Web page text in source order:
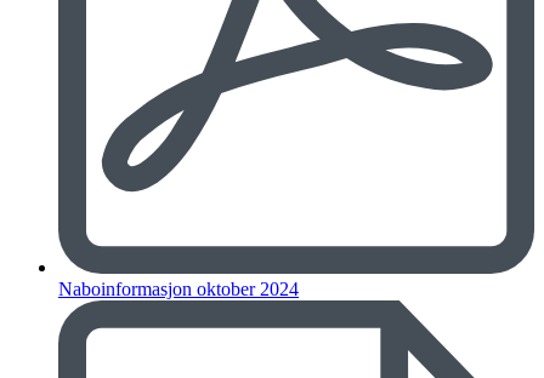
Naboinformasjon oktober 2024